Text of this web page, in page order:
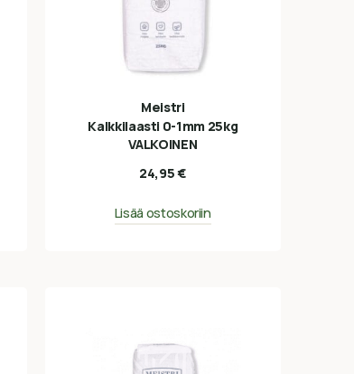
Meistri
Kalkkilaasti 0-1mm 25kg
VALKOINEN
24,95€
Lisää ostoskoriin